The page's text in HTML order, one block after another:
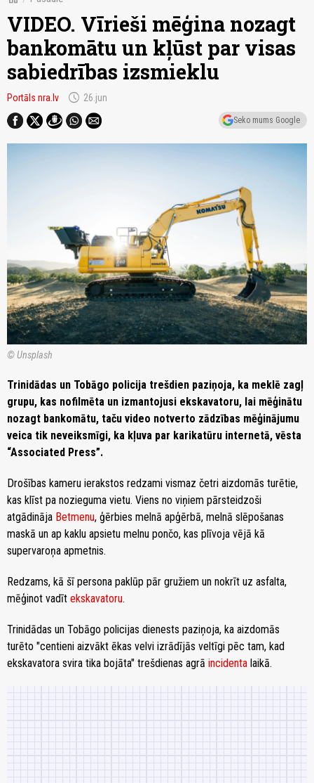
VIDEO. Vīrieši mēģina nozagt
bankomātu un kļūst par visas
sabiedrības izsmieklu
Portāls nra.lv schedule 26.jun
Seko mums Google
© Unsplash
Trinidādas un Tobāgo policija trešdien paziņoja, ka meklē zagļ
grupu, kas nofilmēta un izmantojusi ekskavatoru, lai mēģinātu
nozagt bankomātu, taču video notverto zādzības mēģinājumu
veica tik neveiksmīgi, ka kļuva par karikatūru internetā, vēsta
“Associated Press”.
Drošības kameru ierakstos redzami vismaz četri aizdomās turētie,
kas klīst pa nozieguma vietu. Viens no viņiem pārsteidzoši
atgādināja Betmenu, ģērbies melnā apģērbā, melnā slēpošanas
maskā un ap kaklu apsietu melnu pončo, kas plīvoja vējā kā
supervaroņa apmetnis.
Redzams, kā šī persona paklūp pār gružiem un nokrīt uz asfalta,
mēģinot vadīt ekskavatoru.
Trinidādas un Tobāgo policijas dienests paziņoja, ka aizdomās
turēto "centieni aizvākt ēkas velvi izrādījās veltīgi pēc tam, kad
ekskavatora svira tika bojāta" trešdienas agrā incidenta laikā.